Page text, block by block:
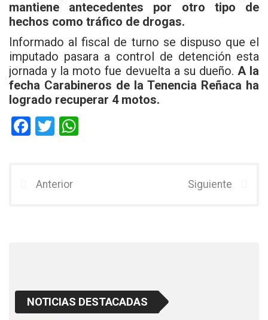
mantiene antecedentes por otro tipo de
hechos como tráfico de drogas.
Informado al fiscal de turno se dispuso que el
imputado pasara a control de detención esta
jornada y la moto fue devuelta a su dueño. A la
fecha Carabineros de la Tenencia Reñaca ha
logrado recuperar 4 motos.
F
b
T
er
Anterior Siguiente
NOTICIAS DESTACADAS